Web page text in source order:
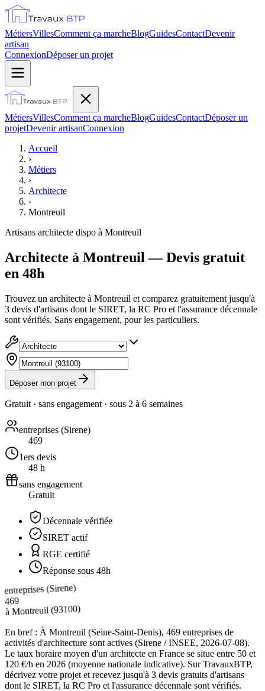
MétiersVillesComment ça marcheBlogGuidesContactDevenir
artisan
ConnexionDéposer un projet
MétiersVillesComment ça marcheBlogGuidesContactDéposer un
projetDevenir artisanConnexion
Accueil
›
Métiers
›
Architecte
›
Montreuil
Artisans architecte dispo à Montreuil
Architecte à Montreuil — Devis gratuit
en 48h
Trouvez un architecte à Montreuil et comparez gratuitement jusqu'à
3 devis d'artisans dont le SIRET, la RC Pro et l'assurance décennale
sont vérifiés. Sans engagement, pour les particuliers.
Déposer mon projet
Gratuit · sans engagement · sous 2 à 6 semaines
entreprises (Sirene)
469
1ers devis
48 h
sans engagement
Gratuit
Décennale vérifiée
SIRET actif
RGE certifié
Réponse sous 48h
entreprises (Sirene)
469
àMontreuil(93100)
En bref : À Montreuil (Seine-Saint-Denis), 469 entreprises de
activités d'architecture sont actives (Sirene / INSEE, 2026-07-08).
Le taux horaire moyen d'un architecte en France se situe entre 50 et
120 €/h en 2026 (moyenne nationale indicative). Sur TravauxBTP,
décrivez votre projet et recevez jusqu'à 3 devis gratuits d'artisans
dont le SIRET, la RC Pro et l'assurance décennale sont vérifiés.